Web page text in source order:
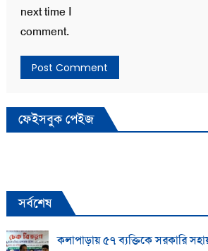
next time I
comment.
ফেইসবুক পেইজ
সর্বশেষ
কলাপাড়ায় ​৫৭ ব্যক্তিকে সরকারি